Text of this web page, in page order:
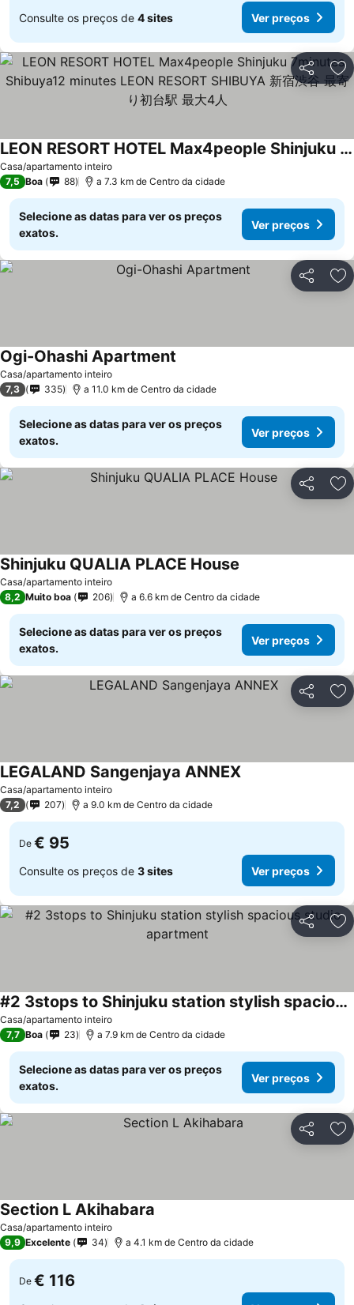
Consulte os preços de 4 sites Ver preços
Partilhar
Casa/apartamento inteiro
LEON RESORT HOTEL Max4people Shinjuku 7minutes Shibuya12 minutes LEON RESORT SHIBUYA 新宿渋谷 最寄り初台駅 最大4人
7,5 Boa 88 a 7.3 km de Centro da cidade
Selecione as datas para ver os preços
exatos.
Ver preços
Partilhar
Casa/apartamento inteiro
Ogi-Ohashi Apartment
7,3 335 a 11.0 km de Centro da cidade
Selecione as datas para ver os preços
exatos.
Ver preços
Partilhar
Casa/apartamento inteiro
Shinjuku QUALIA PLACE House
8,2 Muito boa 206 a 6.6 km de Centro da cidade
Selecione as datas para ver os preços
exatos.
Ver preços
Partilhar
Casa/apartamento inteiro
LEGALAND Sangenjaya ANNEX
7,2 207 a 9.0 km de Centro da cidade
De € 95
Consulte os preços de 3 sites Ver preços
Partilhar
Casa/apartamento inteiro
#2 3stops to Shinjuku station stylish spacious studio apartment
7,7 Boa 23 a 7.9 km de Centro da cidade
Selecione as datas para ver os preços
exatos.
Ver preços
Partilhar
Casa/apartamento inteiro
Section L Akihabara
9,9 Excelente 34 a 4.1 km de Centro da cidade
De € 116